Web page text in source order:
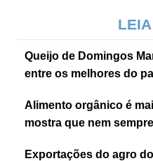
Queijo de Domingos
entre os melhores do
Alimento orgânico é
mostra que nem sempre
Exportações do agro